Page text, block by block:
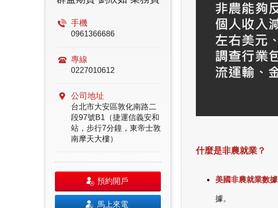
手機
0961366686
專線
0227010612
公司地址
台北市大安區敦化南路二
段97號B1（捷運信義安和
站，步行7分鐘，東帝士敦
南摩天大樓）
預約開戶
馬上來電
什麼是非農就業？
美國非農就業數據
據。